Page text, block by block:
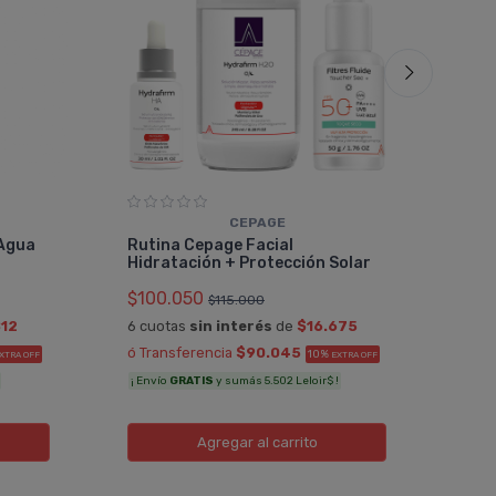
OFF
CEPAGE
Rutina Cepage Facial
Hidratación + Protección Solar
$100.050 $115.000
6 cuotas sin interés de $16.675
ó Transferencia $90.045 10% EXTRA OFF
¡ Envío GRATIS y sumás 5.502 Leloir$ !
Agregaral carrito